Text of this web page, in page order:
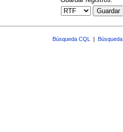
Guardar
Búsqueda CQL